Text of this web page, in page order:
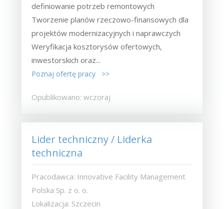
definiowanie potrzeb remontowych
Tworzenie planów rzeczowo-finansowych dla
projektów modernizacyjnych i naprawczych
Weryfikacja kosztorysów ofertowych,
inwestorskich oraz...
Poznaj ofertę pracy >>
Opublikowano: wczoraj
Lider techniczny / Liderka
techniczna
Pracodawca: Innovative Facility Management
Polska Sp. z o. o.
Lokalizacja: Szczecin